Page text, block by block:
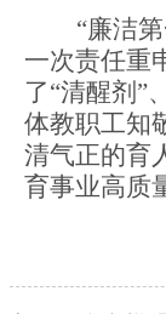
“廉洁
一次责任重
了“清醒剂”
体教职工知
清气正的育
育事业高质